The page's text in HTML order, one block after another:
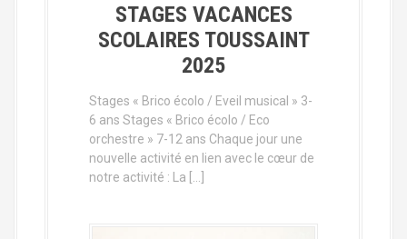
STAGES VACANCES
SCOLAIRES TOUSSAINT
2025
Stages « Brico écolo / Eveil musical » 3-
6 ans Stages « Brico écolo / Eco
orchestre » 7-12 ans Chaque jour une
nouvelle activité en lien avec le cœur de
notre activité : La […]